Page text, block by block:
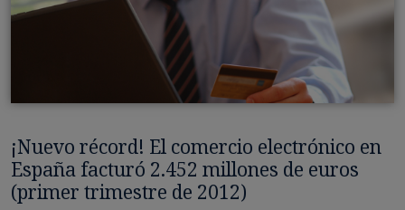
¡Nuevo récord! El comercio electrónico en
España facturó 2.452 millones de euros
(primer trimestre de 2012)